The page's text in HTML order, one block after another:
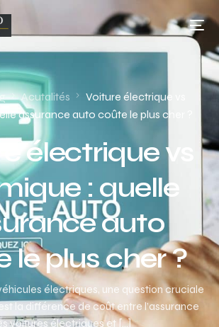
Acutalités
Voiture électrique vs
assurance auto coûte le plus cher ?
électrique vs
: quelle
auto
le plus cher ?
électriques, une question cruciale
la différence de coût entre l’assurance
voitures électriques et […]